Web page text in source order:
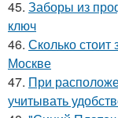
45. Заборы из
ключ
46. Сколько стоит
Москве
47. При
учитывать